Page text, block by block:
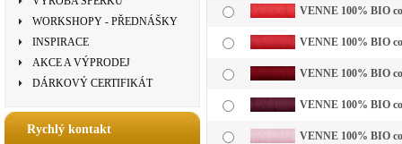
WORKSHOPY - PŘEDNÁŠKY
INSPIRACE
AKCE A VÝPRODEJ
DÁRKOVÝ CERTIFIKÁT
Rychlý kontakt
VENNE 100% BIO
VENNE 100% BIO
VENNE 100% BIO
VENNE 100% BIO
VENNE 100% BIO